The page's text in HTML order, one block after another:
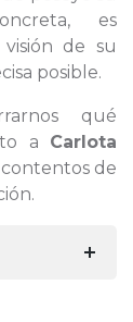
es
de su
posible.
qué
a Carlota
de